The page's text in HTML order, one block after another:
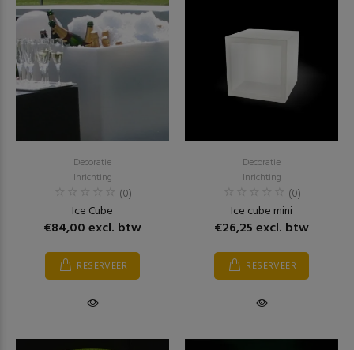
Decoratie
Inrichting
(0)
Ice Cube
€84,00 excl. btw
RESERVEER
Decoratie
Inrichting
(0)
Ice cube mini
€26,25 excl. btw
RESERVEER